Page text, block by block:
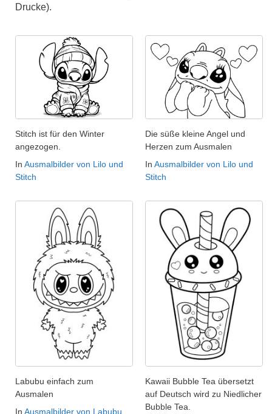
Drucke).
Stitch ist für den Winter
angezogen.
In Ausmalbilder von Lilo und
Stitch
Die süße kleine Angel und
Herzen zum Ausmalen
In Ausmalbilder von Lilo und
Stitch
Labubu einfach zum
Ausmalen
In Ausmalbilder von Labubu
Kawaii Bubble Tea übersetzt
auf Deutsch wird zu Niedlicher
Bubble Tea.